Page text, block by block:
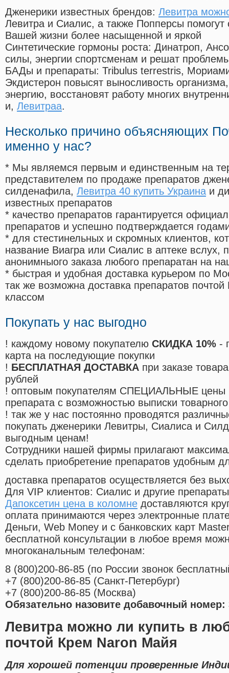
Дженерики известных брендов: Левитра
Левитра и Сиалис, а также Попперсы помогут
Вашей жизни более насыщенной и яркой
Синтетические гормоны роста: Динатроп,
силы, энергии спортсменам и решат
БАДы и препараты: Tribulus terrestris,
Экдистерон повысят выносливость
энергию, восстановят работу многих
и, Левитраа.
Несколько причино объясняющих
именно у нас?
* Мы являемся первым и единственным на
представителем по продаже препаратов
силденафила, Левитра 40 купить Украина и
известных препаратов
* качество препаратов гарантируется
препаратов и успешно подтверждается
* для стестинельных и скромных клиентов,
название Виагра или Сиалис в аптеке вслух,
анонимныого заказа любого препаратан на
* быстрая и удобная доставка курьером по
так же возможна доставка препаратов
классом
Покупать у нас выгодно
! каждому новому покупателю СКИДКА 10% -
карта на последующие покупки
! БЕСПЛАТНАЯ ДОСТАВКА при заказе
рублей
! оптовым покупателям СПЕЦИАЛЬНЫЕ цены
препарата с возможностью выписки
! так же у нас постоянно проводятся
покупать дженерики Левитры, Сиалиса и
выгодным ценам!
Cотрудники нашей фирмы прилагают
сделать приобретение препаратов удобным
доставка препаратов осуществляется без
Для VIP клиентов: Сиалис и другие
Дапоксетин цена в коломне доставляются
оплата принимаются через электронные
Деньги, Web Money и с банковских карт
бесплатной консультации в любое время
многоканальным телефонам:
8 (800)200-86-85 (по России звонок
+7 (800)200-86-85 (Санкт-Петербург)
+7 (800)200-86-85 (Москва)
Обязательно назовите добавочный номер:
Левитра можно ли купить в
почтой Крем Naron Майя
Для хорошей потенции проверенные